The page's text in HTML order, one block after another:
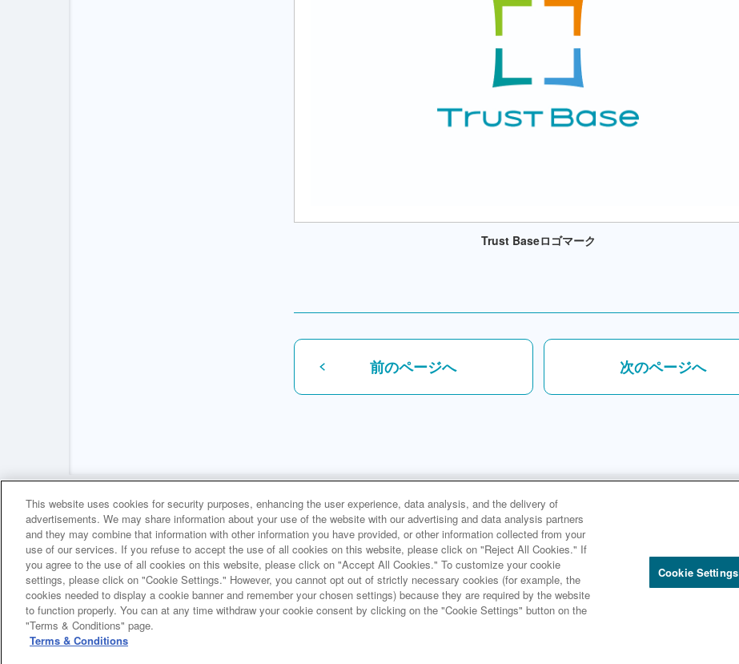
Trust Baseロゴマーク
前のページへ 次のページへ
三井住友トラストグループ100年史 ホーム 100年史 第２編 - 第３章 - 第２節 ５ デジタル戦略 - デジタル戦略子会社Trust Base発足
This website uses cookies for security purposes, enhancing the user experience, data analysis, and the delivery of
advertisements. We may share information about your use of the website with our advertising and data analysis partners
and they may combine that information with other information you have provided, or other information collected from your
use of our services. If you refuse to accept the use of all cookies on this website, please click on "Reject All Cookies." If
you agree to the use of all cookies on this website, please click on "Accept All Cookies." To customize your cookie
settings, please click on "Cookie Settings." However, you cannot opt out of strictly necessary cookies (for example, the
cookies needed to display a cookie banner and remember your chosen settings) because they are required by the website
to function properly. You can at any time withdraw your cookie consent by clicking on the "Cookie Settings" button on the
"Terms & Conditions" page.
Terms & Conditions
Cookie Settings